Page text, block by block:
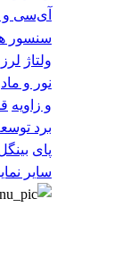
آی‌سی
سنسور
ولتاژ
نور و
و زاویه
برد
پای
سایر